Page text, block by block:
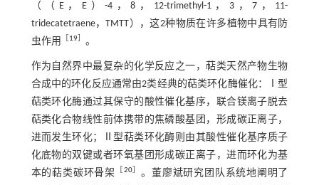
（（E，E）-4，8，12-trimethyl-1，3，7，11-
tridecatetraene，TMTT），这2种物质在许多植物中具有防
虫作用
19］ 。
作为自然界中最复杂的化学反应之一，萜类天然产物生物
合成中的环化反应通常由2类经典的萜类环化酶催化：Ⅰ型
萜类环化酶通过其保守的酸性催化基序，联合镁离子脱去
萜类化合物线性前体携带的焦磷酸基团，形成碳正离子，
进而发生环化；Ⅱ型萜类环化酶则由其酸性催化基序质子
化底物的双键或者环氧基团形成碳正离子，进而环化为基
本的萜类碳环骨架
20］ 。董廖斌研究团队系统地阐明了